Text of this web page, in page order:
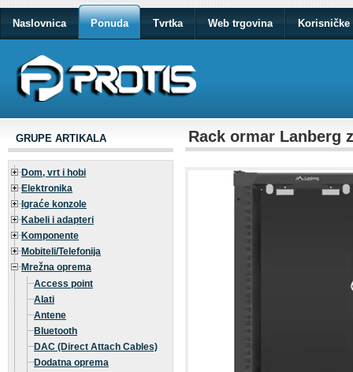
Naslovnica Ponuda Tvrtka Web trgovina Korisničke
GRUPE ARTIKALA
Dom, vrt i hobi
Elektronika
Igraće konzole
Kabeli i adapteri
Komponente
Mobiteli/Telefonija
Mrežna oprema
Access point
Alati
Antene
Bluetooth
DAC (Direct Attach Cables)
Dodatna oprema
Rack ormar Lanberg